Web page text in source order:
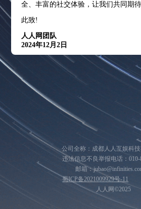
全、丰富的社交体验，让我们共同期
此致!
人人网团队
2024年12月2日
公司全称：成都人人互娱科
违法信息不良举报电话：010-
邮箱：
蜀ICP备2021009929号-11
人人网©2025